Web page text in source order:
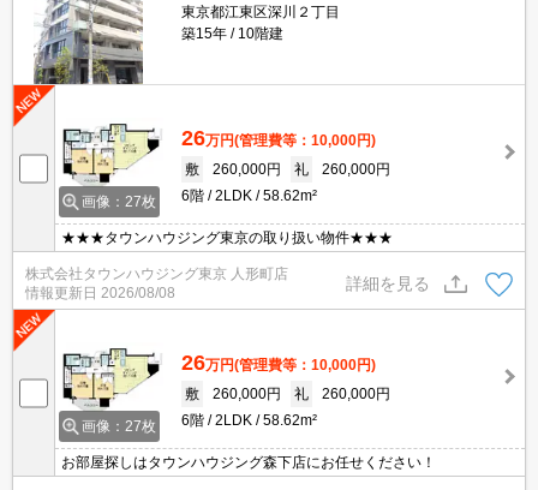
東京都江東区深川２丁目
築15年
10階建
画像：27枚
26万円(管理費等：10,000円)
敷
260,000円 礼
260,000円
6階
2LDK 58.62m²
★★★タウンハウジング東京の取り扱い物件★★★
株式会社タウンハウジング東京 人形町店
情報更新日 2026/08/08
詳細を見る
画像：27枚
26万円(管理費等：10,000円)
敷
260,000円 礼
260,000円
6階
2LDK 58.62m²
お部屋探しはタウンハウジング森下店にお任せください！